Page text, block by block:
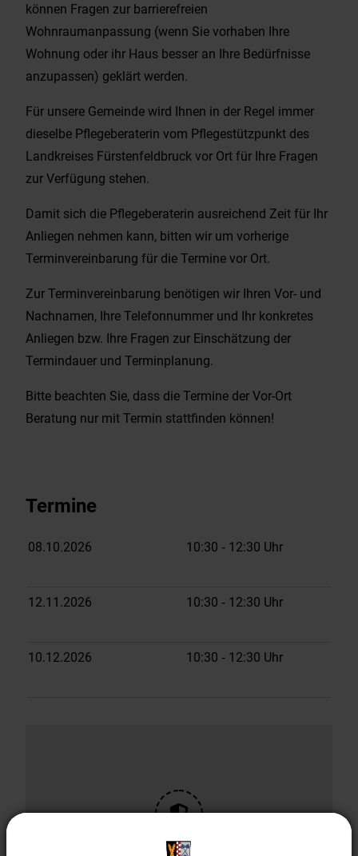
können Fragen zur barrierefreien
Wohnraumanpassung (wenn Sie vorhaben Ihre
Wohnung oder ihr Haus besser an Ihre Bedürfnisse
anzupassen) geklärt werden.
Für unsere Gemeinde wird Ihnen in der Regel immer
dieselbe Pflegeberaterin vom Pflegestützpunkt des
Landkreises Fürstenfeldbruck vor Ort für Ihre Fragen
zur Verfügung stehen.
Damit sich die Pflegeberaterin ausreichend Zeit für Ihr
Anliegen nehmen kann, bitten wir um vorherige
Terminvereinbarung für die Termine vor Ort.
Zur Terminvereinbarung benötigen wir Ihren Vor- und
Nachnamen, Ihre Telefonnummer und Ihr konkretes
Anliegen bzw. Ihre Fragen zur Einschätzung der
Termindauer und Terminplanung.
Bitte beachten Sie, dass die Termine der Vor-Ort
Beratung nur mit Termin stattfinden können!
Termine
08.10.2026 10:30 ‐ 12:30 Uhr
12.11.2026 10:30 ‐ 12:30 Uhr
10.12.2026 10:30 ‐ 12:30 Uhr